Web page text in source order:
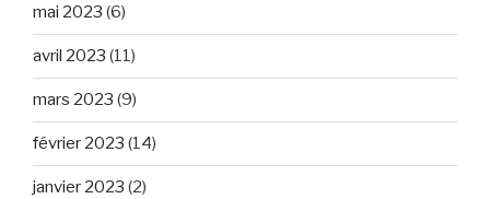
mai 2023 (6)
avril 2023 (11)
mars 2023 (9)
février 2023 (14)
janvier 2023 (2)